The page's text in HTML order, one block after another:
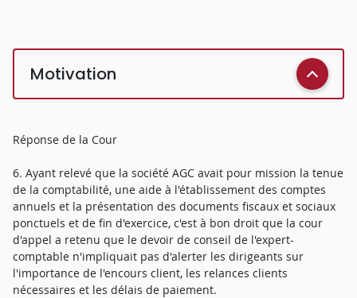
Motivation
Réponse de la Cour
6. Ayant relevé que la société AGC avait pour mission la tenue
de la comptabilité, une aide à l'établissement des comptes
annuels et la présentation des documents fiscaux et sociaux
ponctuels et de fin d'exercice, c'est à bon droit que la cour
d'appel a retenu que le devoir de conseil de l'expert-
comptable n'impliquait pas d'alerter les dirigeants sur
l'importance de l'encours client, les relances clients
nécessaires et les délais de paiement.